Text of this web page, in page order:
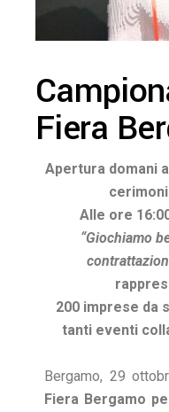
Fiera
Apertura domani
Alle ore
“Giochiamo
200 imprese da
tanti eventi
Bergamo, 29
Fiera Bergamo